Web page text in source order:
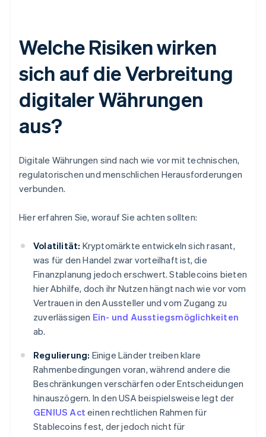
Welche Risiken wirken
sich auf die Verbreitung
digitaler Währungen
aus?
Digitale Währungen sind nach wie vor mit technischen,
regulatorischen und menschlichen Herausforderungen
verbunden.
Hier erfahren Sie, worauf Sie achten sollten:
Volatilität: Kryptomärkte entwickeln sich rasant,
was für den Handel zwar vorteilhaft ist, die
Finanzplanung jedoch erschwert. Stablecoins bieten
hier Abhilfe, doch ihr Nutzen hängt nach wie vor vom
Vertrauen in den Aussteller und vom Zugang zu
zuverlässigen Ein- und Ausstiegsmöglichkeiten
ab.
Regulierung: Einige Länder treiben klare
Rahmenbedingungen voran, während andere die
Beschränkungen verschärfen oder Entscheidungen
hinauszögern. In den USA beispielsweise legt der
GENIUS Act einen rechtlichen Rahmen für
Stablecoins fest, der jedoch nicht für